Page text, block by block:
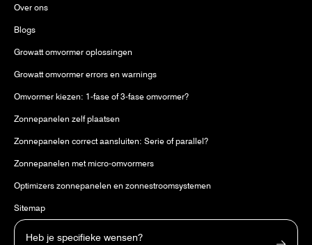
Over ons
Blogs
Growatt omvormer oplossingen
Growatt omvormer errors en warnings
Omvormer kiezen: 1-fase of 3-fase omvormer?
Zonnepanelen zelf plaatsen
Zonnepanelen correct aansluiten: Serie of parallel?
Zonnepanelen met micro-omvormers
Optimizers zonnepanelen en zonnestroomsystemen
Sitemap
Heb je specifieke wensen?